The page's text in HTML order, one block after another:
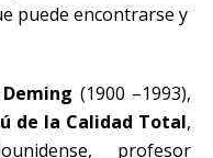
puede encontrarse y
(1900 –1993),
de la Calidad Total,
profesor